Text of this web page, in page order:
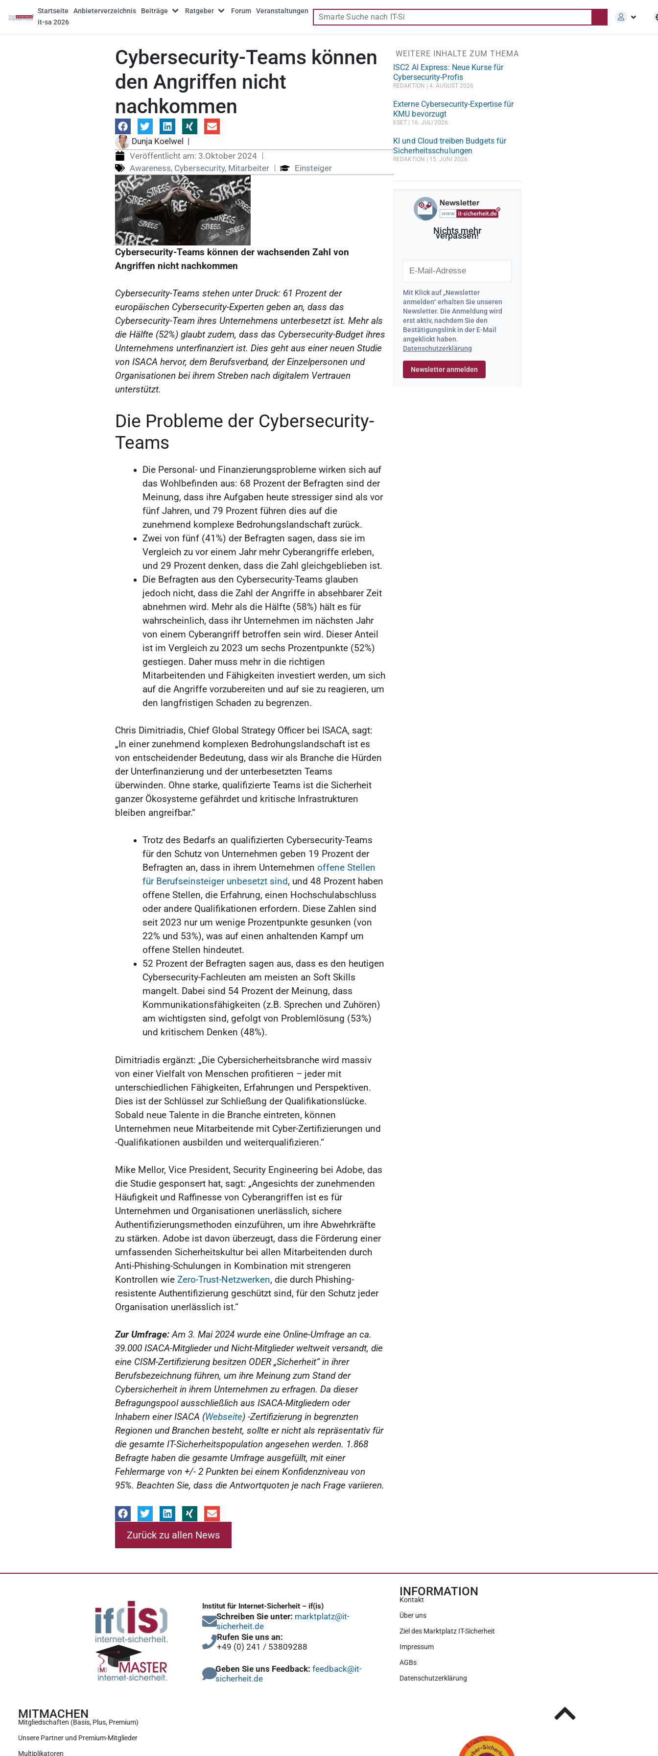
Startseite Anbieterverzeichnis Beiträge Ratgeber Forum
Veranstaltungen
it-sa 2026
Cybersecurity-Teams können
den Angriffen nicht
nachkommen
Dunja Koelwel
|
Veröffentlicht am: 3.Oktober 2024
Awareness, Cybersecurity, Mitarbeiter Einsteiger
Cybersecurity-Teams können der wachsenden Zahl von
Angriffen nicht nachkommen
Cybersecurity-Teams stehen unter Druck: 61 Prozent der
europäischen Cybersecurity-Experten geben an, dass das
Cybersecurity-Team ihres Unternehmens unterbesetzt ist. Mehr als
die Hälfte (52%) glaubt zudem, dass das Cybersecurity-Budget ihres
Unternehmens unterfinanziert ist. Dies geht aus einer neuen Studie
von ISACA hervor, dem Berufsverband, der Einzelpersonen und
Organisationen bei ihrem Streben nach digitalem Vertrauen
unterstützt.
Die Probleme der Cybersecurity-
Teams
Die Personal- und Finanzierungsprobleme wirken sich auf
das Wohlbefinden aus: 68 Prozent der Befragten sind der
Meinung, dass ihre Aufgaben heute stressiger sind als vor
fünf Jahren, und 79 Prozent führen dies auf die
zunehmend komplexe Bedrohungslandschaft zurück.
Zwei von fünf (41%) der Befragten sagen, dass sie im
Vergleich zu vor einem Jahr mehr Cyberangriffe erleben,
und 29 Prozent denken, dass die Zahl gleichgeblieben ist.
Die Befragten aus den Cybersecurity-Teams glauben
jedoch nicht, dass die Zahl der Angriffe in absehbarer Zeit
abnehmen wird. Mehr als die Hälfte (58%) hält es für
wahrscheinlich, dass ihr Unternehmen im nächsten Jahr
von einem Cyberangriff betroffen sein wird. Dieser Anteil
ist im Vergleich zu 2023 um sechs Prozentpunkte (52%)
gestiegen. Daher muss mehr in die richtigen
Mitarbeitenden und Fähigkeiten investiert werden, um sich
auf die Angriffe vorzubereiten und auf sie zu reagieren, um
den langfristigen Schaden zu begrenzen.
Chris Dimitriadis, Chief Global Strategy Officer bei ISACA, sagt:
„In einer zunehmend komplexen Bedrohungslandschaft ist es
von entscheidender Bedeutung, dass wir als Branche die Hürden
der Unterfinanzierung und der unterbesetzten Teams
überwinden. Ohne starke, qualifizierte Teams ist die Sicherheit
ganzer Ökosysteme gefährdet und kritische Infrastrukturen
bleiben angreifbar.“
Trotz des Bedarfs an qualifizierten Cybersecurity-Teams
für den Schutz von Unternehmen geben 19 Prozent der
Befragten an, dass in ihrem Unternehmenoffene Stellen
für Berufseinsteiger unbesetzt sind, und 48 Prozent haben
offene Stellen, die Erfahrung, einen Hochschulabschluss
oder andere Qualifikationen erfordern. Diese Zahlen sind
seit 2023 nur um wenige Prozentpunkte gesunken (von
22% und 53%), was auf einen anhaltenden Kampf um
offene Stellen hindeutet.
52 Prozent der Befragten sagen aus, dass es den heutigen
Cybersecurity-Fachleuten am meisten an Soft Skills
mangelt. Dabei sind 54 Prozent der Meinung, dass
Kommunikationsfähigkeiten (z.B. Sprechen und Zuhören)
am wichtigsten sind, gefolgt von Problemlösung (53%)
und kritischem Denken (48%).
Dimitriadis ergänzt: „Die Cybersicherheitsbranche wird massiv
von einer Vielfalt von Menschen profitieren – jeder mit
unterschiedlichen Fähigkeiten, Erfahrungen und Perspektiven.
Dies ist der Schlüssel zur Schließung der Qualifikationslücke.
Sobald neue Talente in die Branche eintreten, können
Unternehmen neue Mitarbeitende mit Cyber-Zertifizierungen und
-Qualifikationen ausbilden und weiterqualifizieren.“
Mike Mellor, Vice President, Security Engineering bei Adobe, das
die Studie gesponsert hat, sagt: „Angesichts der zunehmenden
Häufigkeit und Raffinesse von Cyberangriffen ist es für
Unternehmen und Organisationen unerlässlich, sichere
Authentifizierungsmethoden einzuführen, um ihre Abwehrkräfte
zu stärken. Adobe ist davon überzeugt, dass die Förderung einer
umfassenden Sicherheitskultur bei allen Mitarbeitenden durch
Anti-Phishing-Schulungen in Kombination mit strengeren
Kontrollen wieZero-Trust-Netzwerken, die durch Phishing-
resistente Authentifizierung geschützt sind, für den Schutz jeder
Organisation unerlässlich ist.“
Zur Umfrage:Am 3. Mai 2024 wurde eine Online-Umfrage an ca.
39.000 ISACA-Mitglieder und Nicht-Mitglieder weltweit versandt, die
eine CISM-Zertifizierung besitzen ODER „Sicherheit“ in ihrer
Berufsbezeichnung führen, um ihre Meinung zum Stand der
Cybersicherheit in ihrem Unternehmen zu erfragen. Da dieser
Befragungspool ausschließlich aus ISACA-Mitgliedern oder
Inhabern einer ISACA (Webseite) -Zertifizierung in begrenzten
Regionen und Branchen besteht, sollte er nicht als repräsentativ für
die gesamte IT-Sicherheitspopulation angesehen werden. 1.868
Befragte haben die gesamte Umfrage ausgefüllt, mit einer
Fehlermarge von +/- 2 Punkten bei einem Konfidenzniveau von
95%. Beachten Sie, dass die Antwortquoten je nach Frage variieren.
Zurück zu allen News
WEITERE INHALTE ZUM THEMA
ISC2 AI Express: Neue Kurse für
Cybersecurity-Profis
REDAKTION 4. AUGUST 2026
Externe Cybersecurity-Expertise für
KMU bevorzugt
ESET 16. JULI 2026
KI und Cloud treiben Budgets für
Sicherheitsschulungen
REDAKTION 15. JUNI 2026
Nichts mehr
verpassen!
Mit Klick auf „Newsletter
anmelden“ erhalten Sie unseren
Newsletter. Die Anmeldung wird
erst aktiv, nachdem Sie den
Bestätigungslink in der E-Mail
angeklickt haben.
Datenschutzerklärung
Institut für Internet-Sicherheit – if(is)
Schreiben Sie unter: marktplatz@it-
sicherheit.de
Rufen Sie uns an:
+49 (0) 241 / 53809288
Geben Sie uns Feedback: feedback@it-
sicherheit.de
INFORMATION
Kontakt
Über uns
Ziel des Marktplatz IT-Sicherheit
Impressum
AGBs
Datenschutzerklärung
MITMACHEN
Mitgliedschaften (Basis, Plus, Premium)
Unsere Partner und Premium-Mitglieder
Multiplikatoren